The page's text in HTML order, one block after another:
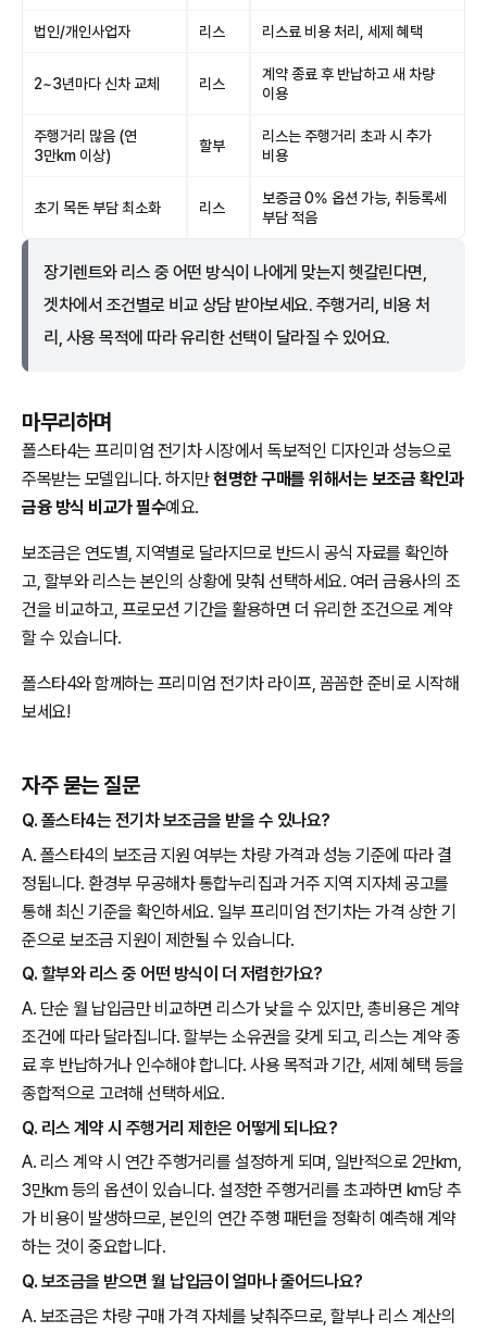
법인/개인사업자 리스 리스료 비용 처리, 세제 혜택
2~3년마다 신차 교체 리스
계약 종료 후 반납하고 새 차량
이용
주행거리 많음 (연
3만km 이상)
할부
리스는 주행거리 초과 시 추가
비용
초기 목돈 부담 최소화 리스
보증금 0% 옵션 가능, 취등록세
부담 적음
장기렌트와 리스 중 어떤 방식이 나에게 맞는지 헷갈린다면,
겟차에서 조건별로 비교 상담 받아보세요. 주행거리, 비용 처
리, 사용 목적에 따라 유리한 선택이 달라질 수 있어요.
마무리하며
폴스타4는 프리미엄 전기차 시장에서 독보적인 디자인과 성능으로
주목받는 모델입니다. 하지만현명한 구매를 위해서는 보조금 확인과
금융 방식 비교가 필수예요.
보조금은 연도별, 지역별로 달라지므로 반드시 공식 자료를 확인하
고, 할부와 리스는 본인의 상황에 맞춰 선택하세요. 여러 금융사의 조
건을 비교하고, 프로모션 기간을 활용하면 더 유리한 조건으로 계약
할 수 있습니다.
폴스타4와 함께하는 프리미엄 전기차 라이프, 꼼꼼한 준비로 시작해
보세요!
자주 묻는 질문
Q. 폴스타4는 전기차 보조금을 받을 수 있나요?
A. 폴스타4의 보조금 지원 여부는 차량 가격과 성능 기준에 따라 결
정됩니다. 환경부 무공해차 통합누리집과 거주 지역 지자체 공고를
통해 최신 기준을 확인하세요. 일부 프리미엄 전기차는 가격 상한 기
준으로 보조금 지원이 제한될 수 있습니다.
Q. 할부와 리스 중 어떤 방식이 더 저렴한가요?
A. 단순 월 납입금만 비교하면 리스가 낮을 수 있지만, 총비용은 계약
조건에 따라 달라집니다. 할부는 소유권을 갖게 되고, 리스는 계약 종
료 후 반납하거나 인수해야 합니다. 사용 목적과 기간, 세제 혜택 등을
종합적으로 고려해 선택하세요.
Q. 리스 계약 시 주행거리 제한은 어떻게 되나요?
A. 리스 계약 시 연간 주행거리를 설정하게 되며, 일반적으로 2만km,
3만km 등의 옵션이 있습니다. 설정한 주행거리를 초과하면 km당 추
가 비용이 발생하므로, 본인의 연간 주행 패턴을 정확히 예측해 계약
하는 것이 중요합니다.
Q. 보조금을 받으면 월 납입금이 얼마나 줄어드나요?
A. 보조금은 차량 구매 가격 자체를 낮춰주므로, 할부나 리스 계산의